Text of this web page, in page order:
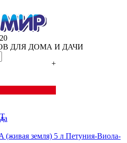
ДЛЯ ДОМА И ДАЧИ
и грызунов
+
земля) 5 л Петуния-Виола-